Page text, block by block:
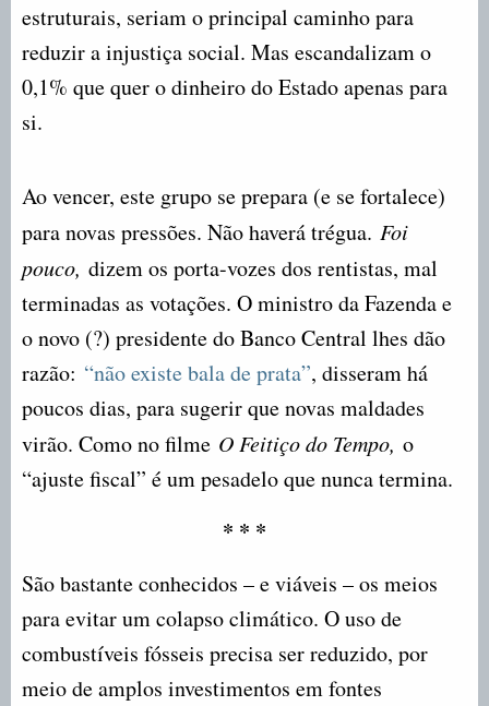
estruturais, seriam o principal caminho para
reduzir a injustiça social. Mas escandalizam o
0,1% que quer o dinheiro do Estado apenas para
si.
Ao vencer, este grupo se prepara (e se fortalece)
para novas pressões. Não haverá trégua. Foi
pouco, dizem os porta-vozes dos rentistas, mal
terminadas as votações. O ministro da Fazenda e
o novo (?) presidente do Banco Central lhes dão
razão: “não existe bala de prata”, disseram há
poucos dias, para sugerir que novas maldades
virão. Como no filme O Feitiço do Tempo, o
“ajuste fiscal” é um pesadelo que nunca termina.
* * *
São bastante conhecidos – e viáveis – os meios
para evitar um colapso climático. O uso de
combustíveis fósseis precisa ser reduzido, por
meio de amplos investimentos em fontes